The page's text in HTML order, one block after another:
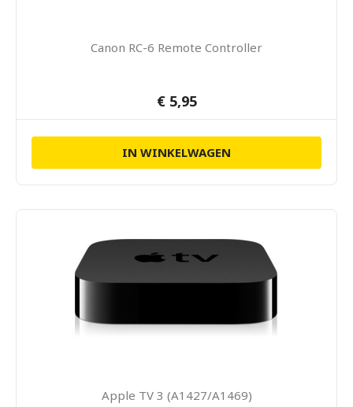
Canon RC-6 Remote Controller
€ 5,95
IN WINKELWAGEN
Apple TV 3 (A1427/A1469)